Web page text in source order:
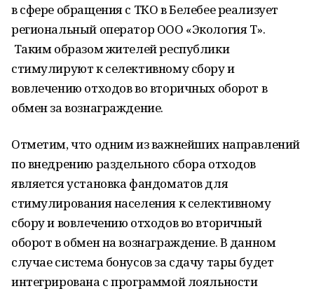
в сфере обращения с ТКО в Белебее реализует
региональный оператор ООО «Экология Т».
Таким образом жителей республики
стимулируют к селективному сбору и
вовлечению отходов во вторичных оборот в
обмен за вознаграждение.
Отметим, что одним из важнейших направлений
по внедрению раздельного сбора отходов
является установка фандоматов для
стимулирования населения к селективному
сбору и вовлечению отходов во вторичный
оборот в обмен на вознаграждение. В данном
случае система бонусов за сдачу тары будет
интегрирована с программой лояльности